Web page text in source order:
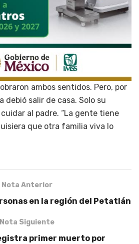
ambos sentidos. Pero, por
debió salir de casa. Solo su
al padre. “La gente tiene
que otra familia viva lo
Nota Anterior
en la región del Petatlán
Nota Siguiente
primer muerto por